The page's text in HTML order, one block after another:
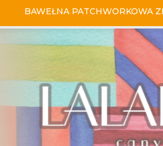
BAWEŁNA PATCHWORKOWA